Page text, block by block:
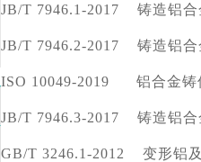
JB/T 7946.1-2017 铸造铝合
JB/T 7946.2-2017 铸造铝合
ISO 10049-2019 铝合金铸
JB/T 7946.3-2017 铸造铝合
GB/T 3246.1-2012 变形铝